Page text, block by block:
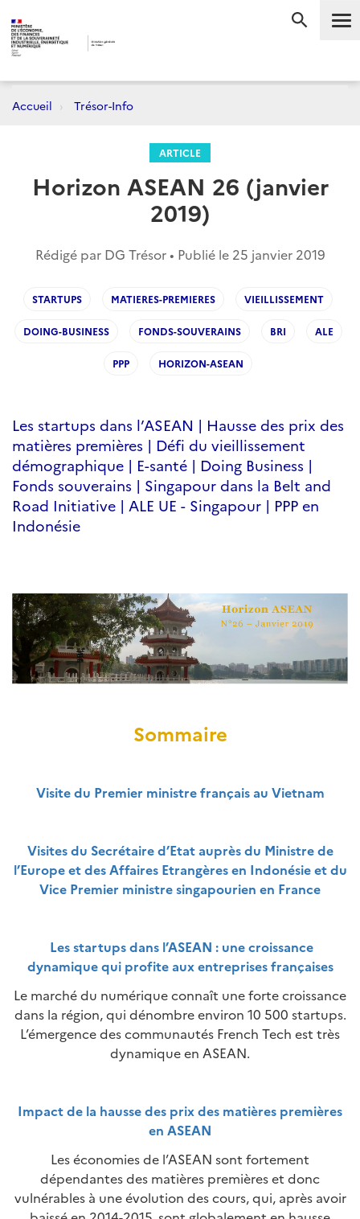
Accueil Trésor-Info
ARTICLE
Horizon ASEAN 26 (janvier
2019)
Rédigé par DG Trésor • Publié le 25 janvier 2019
STARTUPS MATIERES-PREMIERES VIEILLISSEMENT
DOING-BUSINESS FONDS-SOUVERAINS BRI ALE
PPP HORIZON-ASEAN
Les startups dans l’ASEAN | Hausse des prix des
matières premières | Défi du vieillissement
démographique | E-santé | Doing Business |
Fonds souverains | Singapour dans la Belt and
Road Initiative | ALE UE - Singapour | PPP en
Indonésie
Sommaire
Visite du Premier ministre français au Vietnam
Visites du Secrétaire d’Etat auprès du Ministre de
l’Europe et des Affaires Etrangères en Indonésie et du
Vice Premier ministre singapourien en France
Les startups dans l’ASEAN : une croissance
dynamique qui profite aux entreprises françaises
Le marché du numérique connaît une forte croissance
dans la région, qui dénombre environ 10 500 startups.
L’émergence des communautés French Tech est très
dynamique en ASEAN.
Impact de la hausse des prix des matières premières
en ASEAN
Les économies de l’ASEAN sont fortement
dépendantes des matières premières et donc
vulnérables à une évolution des cours, qui, après avoir